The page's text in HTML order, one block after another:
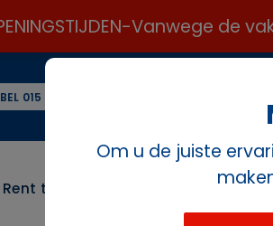
Vanwege
BEL 015 21 24 313 ☎️
Rent the look
Om u de juiste